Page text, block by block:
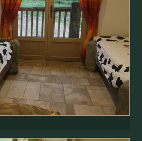
Chambre enfants